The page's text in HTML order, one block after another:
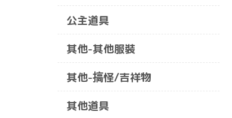
公主道具
其他-其他服裝
其他-搞怪/吉祥物
其他道具